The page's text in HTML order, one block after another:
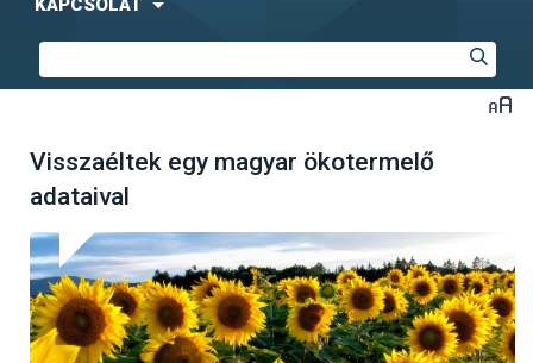
KAPCSOLAT
Visszaéltek egy magyar ökotermelő
adataival